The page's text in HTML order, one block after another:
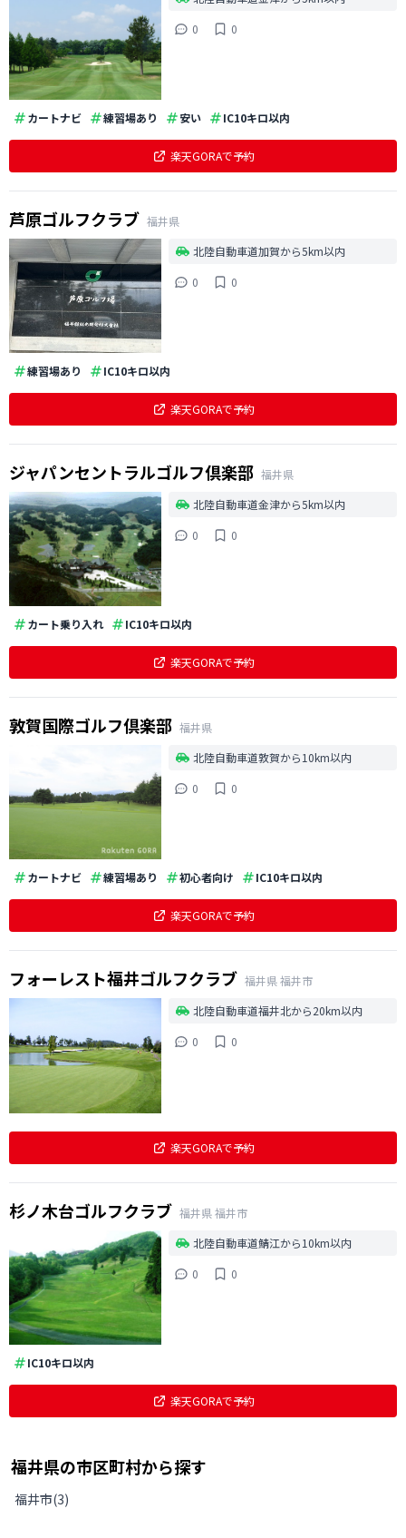
0
0
カートナビ 練習場あり 安い IC10キロ以内
楽天GORAで予約
芦原ゴルフクラブ 福井県
北陸自動車道加賀から5km以内
0
0
練習場あり IC10キロ以内
楽天GORAで予約
ジャパンセントラルゴルフ倶楽部 福井県
北陸自動車道金津から5km以内
0
0
カート乗り入れ IC10キロ以内
楽天GORAで予約
敦賀国際ゴルフ倶楽部 福井県
北陸自動車道敦賀から10km以内
0
0
カートナビ 練習場あり 初心者向け IC10キロ以内
楽天GORAで予約
フォーレスト福井ゴルフクラブ 福井県福井市
北陸自動車道福井北から20km以内
0
0
楽天GORAで予約
杉ノ木台ゴルフクラブ 福井県福井市
北陸自動車道鯖江から10km以内
0
0
IC10キロ以内
楽天GORAで予約
福井県の市区町村から探す
福井市(3)